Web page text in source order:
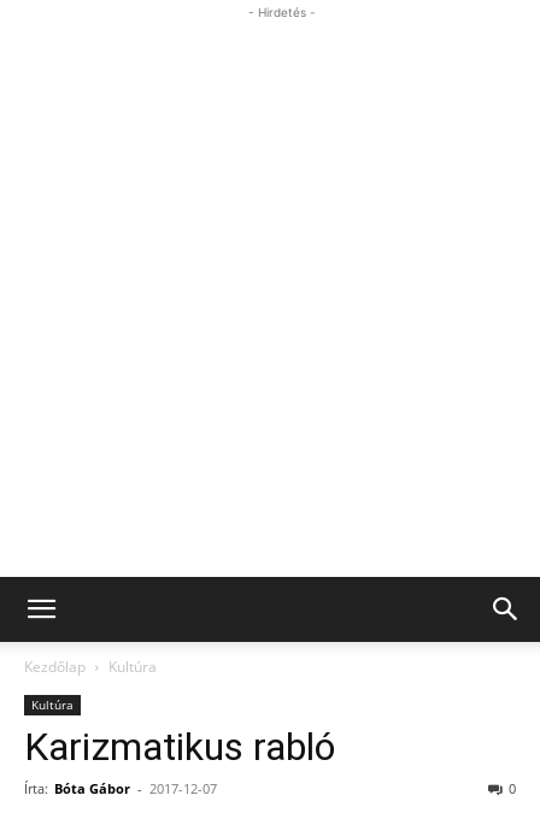
- Hirdetés -
Kezdőlap Kultúra
Kultúra
Karizmatikus rabló
Írta: Bóta Gábor - 2017-12-07 0